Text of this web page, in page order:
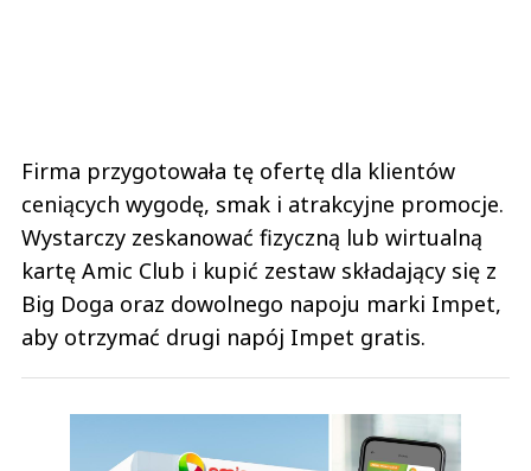
Firma przygotowała tę ofertę dla klientów
ceniących wygodę, smak i atrakcyjne promocje.
Wystarczy zeskanować fizyczną lub wirtualną
kartę Amic Club i kupić zestaw składający się z
Big Doga oraz dowolnego napoju marki Impet,
aby otrzymać drugi napój Impet gratis.